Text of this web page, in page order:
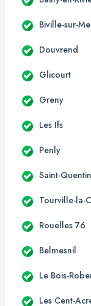
Biville-sur-
Douvrend
Glicourt
Greny
Les Ifs
Penly
Saint-
Tourville-la-
Rouelles 76
Belmesnil
Le Bois-
Les Cent-